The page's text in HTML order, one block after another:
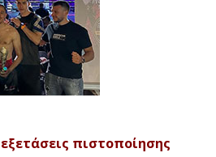
πιστοποίησης